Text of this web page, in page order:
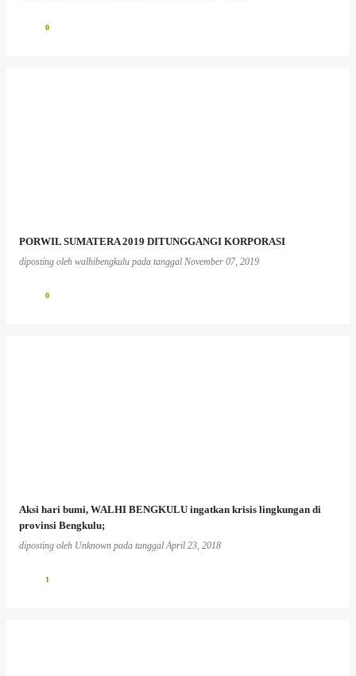
0
PORWIL SUMATERA 2019 DITUNGGANGI KORPORASI
diposting oleh walhibengkulu pada tanggal November 07, 2019
0
Aksi hari bumi, WALHI BENGKULU ingatkan krisis lingkungan di
provinsi Bengkulu;
diposting oleh Unknown pada tanggalApril 23, 2018
1